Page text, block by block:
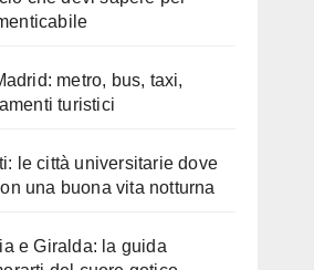
metro, bus, taxi,
turistici
le città universitarie dove
una buona vita notturna
e Giralda: la guida